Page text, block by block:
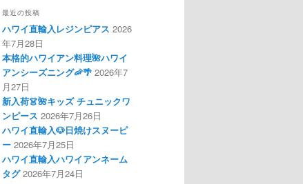
最近の投稿
ハワイ直輸入レジンピアス 2026
年7月28日
本格的ハワイアン料理🌺ハワイ
アンシーズニング🦐🌴 2026年7
月27日
新入荷👗🌺キッズ チュニックワ
ンピース 2026年7月26日
ハワイ直輸入🐶日焼けスヌーピ
ー 2026年7月25日
ハワイ直輸入ハワイアンネーム
タグ 2026年7月24日